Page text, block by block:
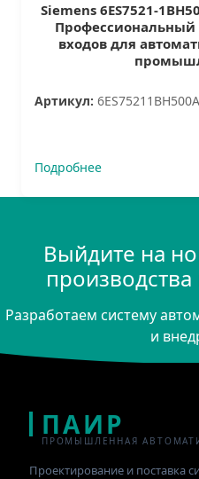
Siemens 6ES7521-
входов для
Артикул:
Подробнее
Выйдите на
Разработаем систему
и
ПАИР
ПРОМЫШЛЕННАЯ
Проектирование и поставка